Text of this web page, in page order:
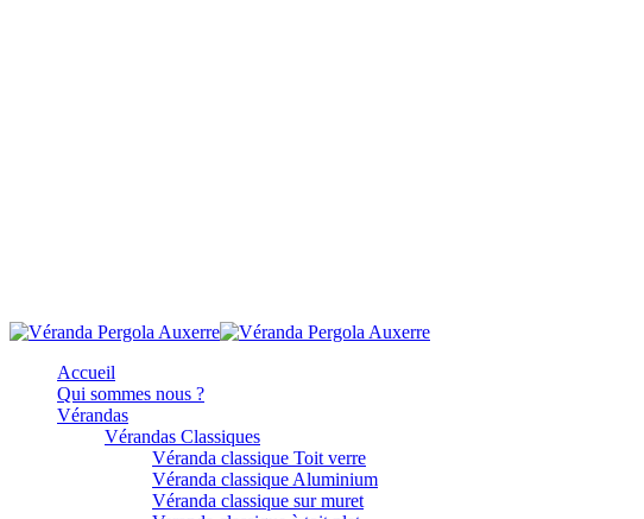
Accueil
Qui sommes nous ?
Vérandas
Vérandas Classiques
Véranda classique Toit verre
Véranda classique Aluminium
Véranda classique sur muret